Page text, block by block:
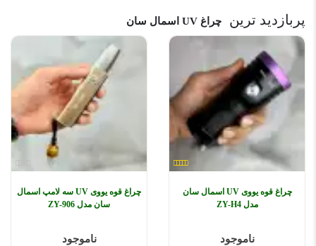
پربازدید ترین چراغ UV اسمال سان
چراغ قوه یووی UV اسمال سان
مدل ZY-H4
ناموجود
چراغ قوه یووی UV سه لامپ اسمال
سان مدل ZY-906
ناموجود